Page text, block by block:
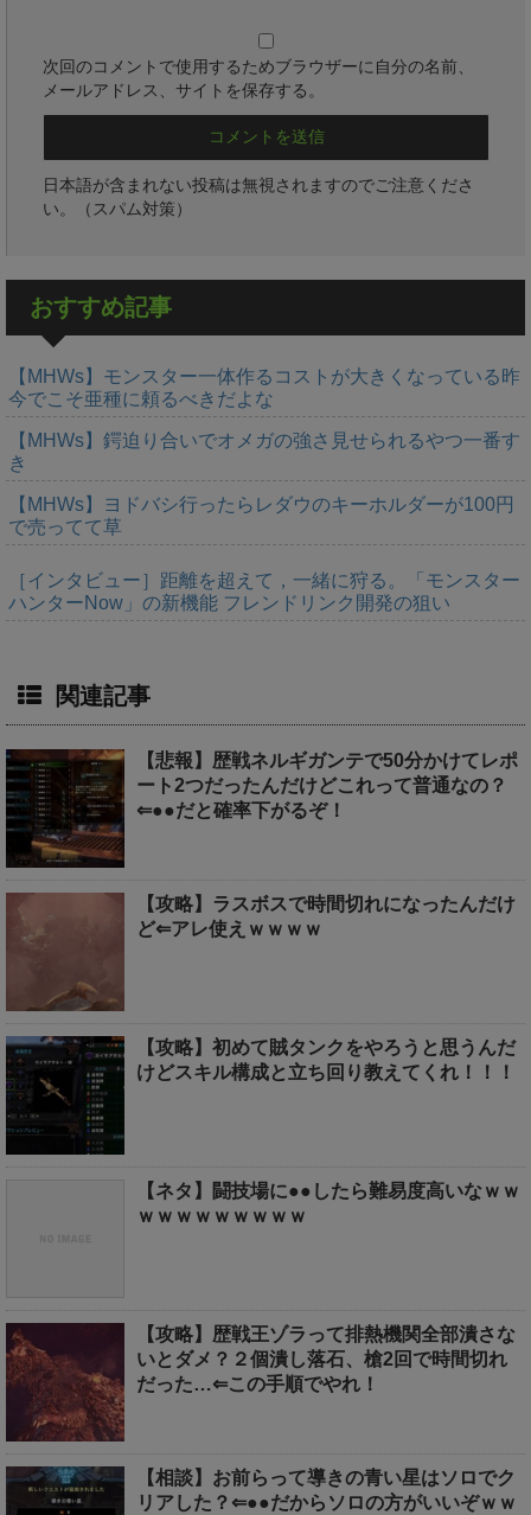
次回のコメントで使用するためブラウザーに自分の名前、
メールアドレス、サイトを保存する。
日本語が含まれない投稿は無視されますのでご注意くださ
い。（スパム対策）
おすすめ記事
【MHWs】モンスター一体作るコストが大きくなっている昨
今でこそ亜種に頼るべきだよな
【MHWs】鍔迫り合いでオメガの強さ見せられるやつ一番す
き
【MHWs】ヨドバシ行ったらレダウのキーホルダーが100円
で売ってて草
［インタビュー］距離を超えて，一緒に狩る。「モンスター
ハンターNow」の新機能 フレンドリンク開発の狙い
関連記事
【悲報】歴戦ネルギガンテで50分かけてレポ
ート2つだったんだけどこれって普通なの？
⇐●●だと確率下がるぞ！
【攻略】ラスボスで時間切れになったんだけ
ど⇐アレ使えｗｗｗｗ
【攻略】初めて賊タンクをやろうと思うんだ
けどスキル構成と立ち回り教えてくれ！！！
【ネタ】闘技場に●●したら難易度高いなｗｗ
ｗｗｗｗｗｗｗｗｗ
【攻略】歴戦王ゾラって排熱機関全部潰さな
いとダメ？２個潰し落石、槍2回で時間切れ
だった…⇐この手順でやれ！
【相談】お前らって導きの青い星はソロでク
リアした？⇐●●だからソロの方がいいぞｗｗ